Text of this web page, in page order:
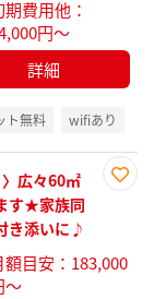
期費用他：
円～
詳細
ト無料 wifiあり
録
〉広々60㎡
す★家族同
き添いに♪
額目安：183,000
～